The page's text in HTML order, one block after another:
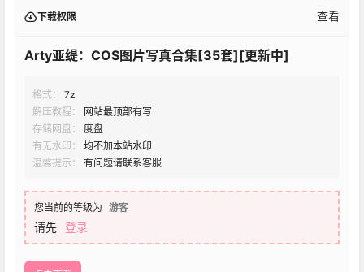
下载权限 查看
Arty亚缇：COS图片写真合集[35套][更新中]
格式：
7z
解压教程：
网站最顶部有写
存储网盘：
度盘
有无水印：
均不加本站水印
温馨提示：
有问题请联系客服
您当前的等级为 游客
请先 登录